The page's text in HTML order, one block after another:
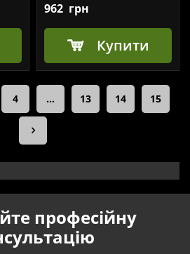
962 грн
Купити
4 … 13 14 15
професійну